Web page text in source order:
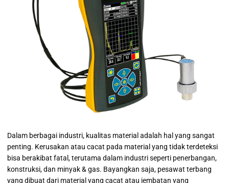
Dalam berbagai industri, kualitas material adalah hal yang sangat
penting. Kerusakan atau cacat pada material yang tidak terdeteksi
bisa berakibat fatal, terutama dalam industri seperti penerbangan,
konstruksi, dan minyak & gas. Bayangkan saja, pesawat terbang
yang dibuat dari material yang cacat atau jembatan yang